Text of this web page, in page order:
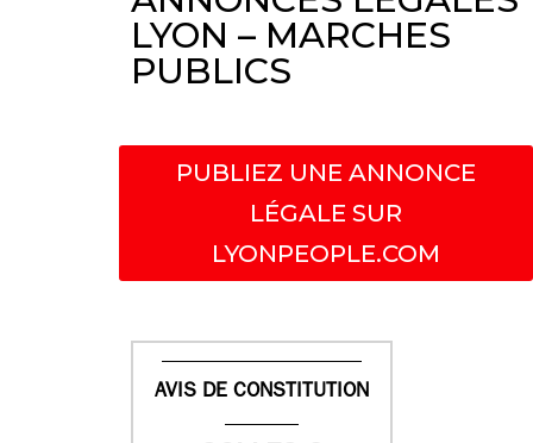
LYON – MARCHES
PUBLICS
PUBLIEZ UNE ANNONCE
LÉGALE SUR
LYONPEOPLE.COM
AVIS DE CONSTITUTION